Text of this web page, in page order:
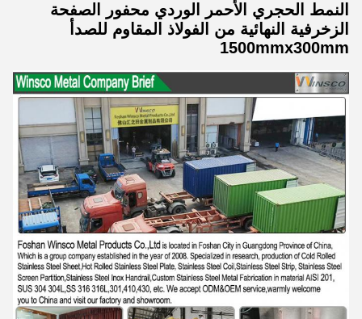
النمط الحجري الأحمر الوردي محفور الصفحة
الزخرفية النهائية من الفولاذ المقاوم للصدأ
1500mmx300mm